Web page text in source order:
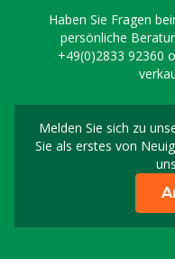
Haben Sie Fragen
persönliche
+49(0)2833 92360
Melden Sie sich zu
Sie als erstes von